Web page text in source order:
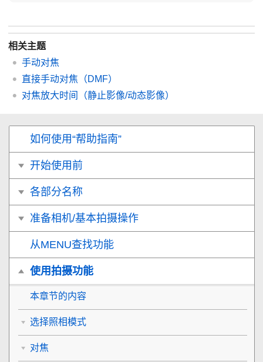
相关主题
手动对焦
直接手动对焦（DMF）
对焦放大时间
（静止影像/动态影像）
如何使用“帮助指南”
开始使用前
各部分名称
准备相机/基本拍摄操作
从MENU查找功能
使用拍摄功能
本章节的内容
选择照相模式
对焦